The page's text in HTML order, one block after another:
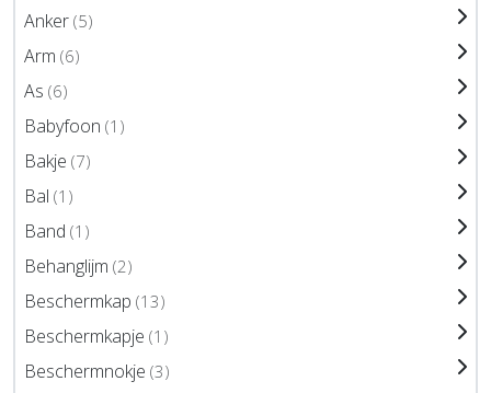
Anker (5)
Arm (6)
As (6)
Babyfoon (1)
Bakje (7)
Bal (1)
Band (1)
Behanglijm (2)
Beschermkap (13)
Beschermkapje (1)
Beschermnokje (3)